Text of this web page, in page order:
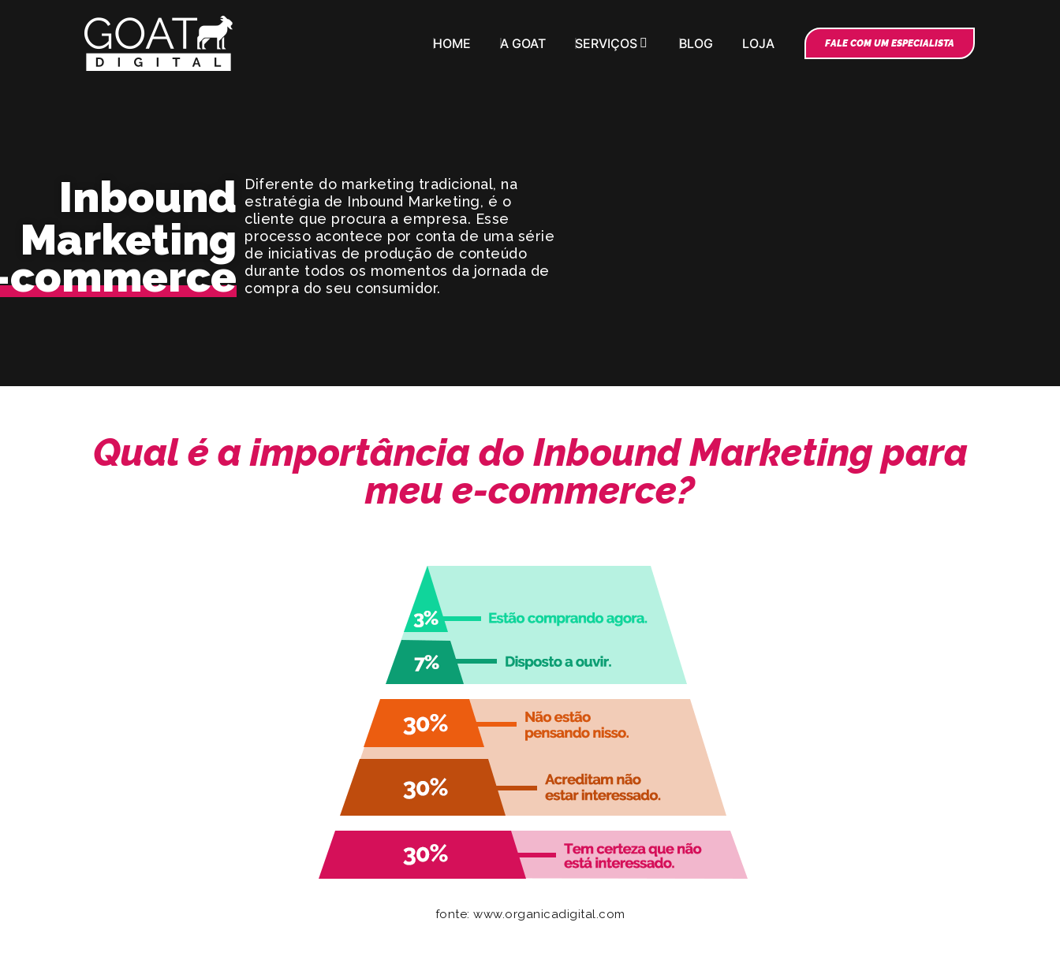
HOME A GOAT SERVIÇOS BLOG LOJA FALE COM UM ESPECIALISTA
Inbound
Marketing
commerce
Diferente do marketing tradicional, na
estratégia de Inbound Marketing, é o
cliente que procura a empresa. Esse
processo acontece por conta de uma série
de iniciativas de produção de conteúdo
durante todos os momentos da jornada de
compra do seu consumidor.
Qual é a importância do Inbound Marketing para
meu e-commerce?
fonte: www.organicadigital.com